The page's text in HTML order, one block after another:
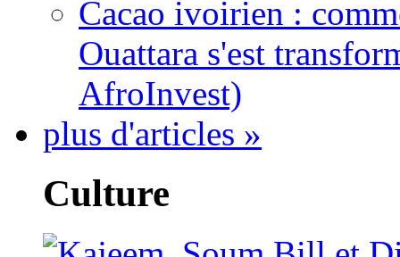
Cacao ivoirien :
Ouattara s'est
AfroInvest)
plus d'articles »
Culture